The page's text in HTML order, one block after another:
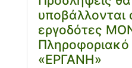
υποβάλλονται
εργοδότες
«ΕΡΓΑΝΗ»